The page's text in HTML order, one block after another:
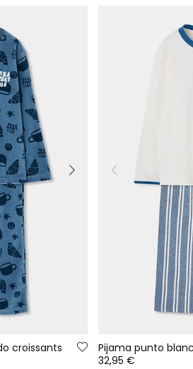
croissants
Pijama punto
32,95 €